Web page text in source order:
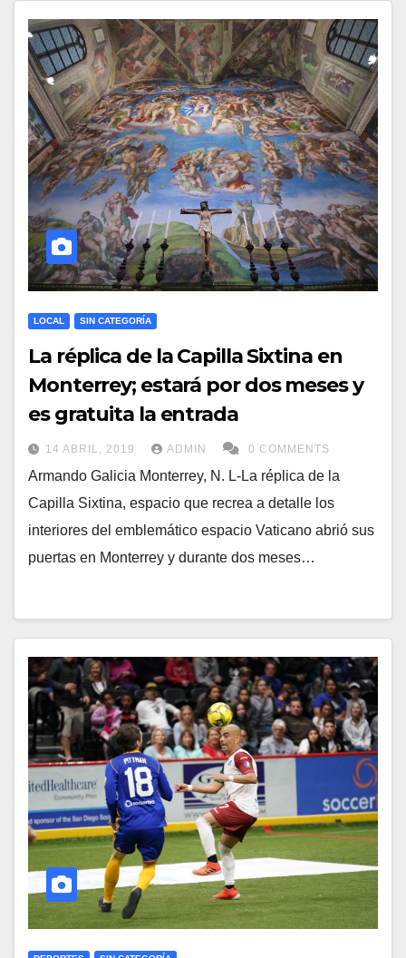
LOCAL SIN CATEGORÍA
La réplica de la Capilla Sixtina en
Monterrey; estará por dos meses y
es gratuita la entrada
14 ABRIL, 2019 ADMIN 0 COMMENTS
Armando Galicia Monterrey, N. L-La réplica de la
Capilla Sixtina, espacio que recrea a detalle los
interiores del emblemático espacio Vaticano abrió sus
puertas en Monterrey y durante dos meses…